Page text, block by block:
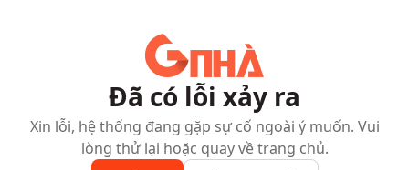
Đã có lỗi xảy ra
Xin lỗi, hệ thống đang gặp sự cố ngoài ý muốn. Vui
lòng thử lại hoặc quay về trang chủ.